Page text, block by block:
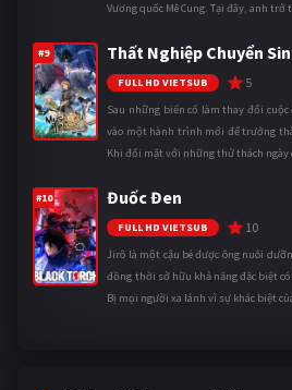
Vương quốc Mê Cung. Tại đây, anh
#9 Thất Nghiệp Chuyển
FULL HD VIETSUB 5
Sau những biến cố làm thay đổi
vào một hành trình mới để trưởng
Khi đối mặt với những thử thách ngày
#10 Đuốc Đen
FULL HD VIETSUB 10
Jirô là một cậu bé được ông nuôi
đồng thời sở hữu khả năng đặc biệt
Bị mọi người xa lánh vì sự khác biệt